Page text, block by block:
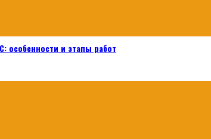
особенности и этапы работ